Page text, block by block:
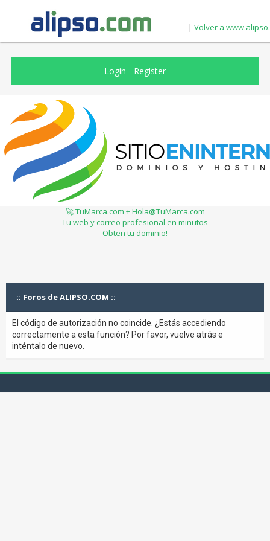
| Volver a
Login - Register
🚀 TuMarca.com + Hola@TuMarca.com
Tu web y correo profesional en minutos
Obten tu dominio!
:: Foros de ALIPSO.COM ::
El código de autorización no coincide. ¿Estás accediendo
correctamente a esta función? Por favor, vuelve atrás e
inténtalo de nuevo.